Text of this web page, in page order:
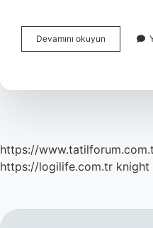
Devamını okuyun Yumurtanın
Akı
Mü
https://
https://logilife.com.tr knight